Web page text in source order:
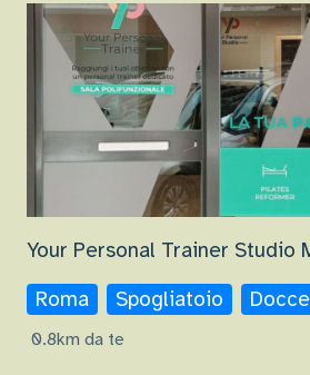
Your Personal Trainer Studio
Roma
Spogliatoio Docce
0.8km da te